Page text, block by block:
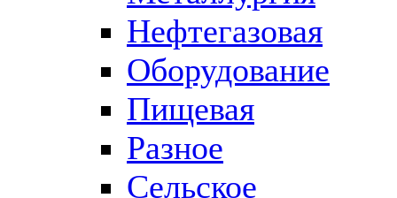
Нефтегазовая
Оборудование
Пищевая
Разное
Сельское